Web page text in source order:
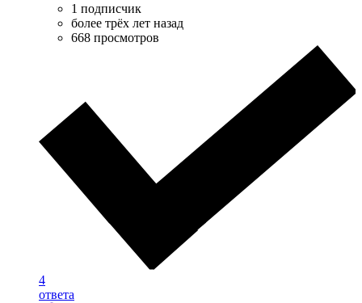
1 подписчик
более трёх лет назад
668 просмотров
4
ответа